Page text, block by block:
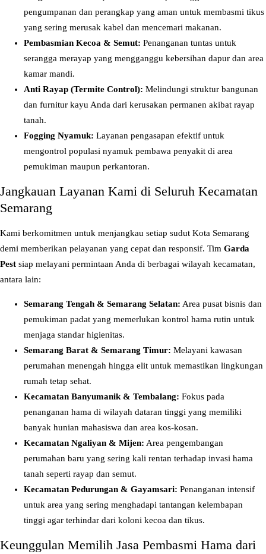
g
k
u
pengumpanan dan perangkap yang aman untuk membasmi tikus
yang sering merusak kabel dan mencemari makanan.
Pembasmian Kecoa & Semut: Penanganan tuntas untuk
serangga merayap yang mengganggu kebersihan dapur dan area
kamar mandi.
Anti Rayap (Termite Control): Melindungi struktur bangunan
dan furnitur kayu Anda dari kerusakan permanen akibat rayap
tanah.
Fogging Nyamuk: Layanan pengasapan efektif untuk
mengontrol populasi nyamuk pembawa penyakit di area
pemukiman maupun perkantoran.
Jangkauan Layanan Kami di Seluruh Kecamatan
Semarang
Kami berkomitmen untuk menjangkau setiap sudut Kota Semarang
demi memberikan pelayanan yang cepat dan responsif. Tim Garda
Pest siap melayani permintaan Anda di berbagai wilayah kecamatan,
antara lain:
Semarang Tengah & Semarang Selatan: Area pusat bisnis dan
pemukiman padat yang memerlukan kontrol hama rutin untuk
menjaga standar higienitas.
Semarang Barat & Semarang Timur: Melayani kawasan
perumahan menengah hingga elit untuk memastikan lingkungan
rumah tetap sehat.
Kecamatan Banyumanik & Tembalang: Fokus pada
penanganan hama di wilayah dataran tinggi yang memiliki
banyak hunian mahasiswa dan area kos-kosan.
Kecamatan Ngaliyan & Mijen: Area pengembangan
perumahan baru yang sering kali rentan terhadap invasi hama
tanah seperti rayap dan semut.
Kecamatan Pedurungan & Gayamsari: Penanganan intensif
untuk area yang sering menghadapi tantangan kelembapan
tinggi agar terhindar dari koloni kecoa dan tikus.
Keunggulan Memilih Jasa Pembasmi Hama dari